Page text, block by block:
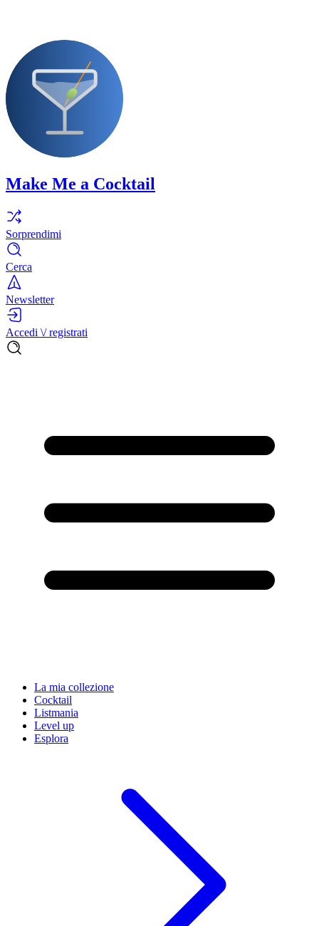
Make Me a Cocktail
Sorprendimi
Cerca
Newsletter
Accedi \/ registrati
La mia collezione
Cocktail
Listmania
Level up
Esplora